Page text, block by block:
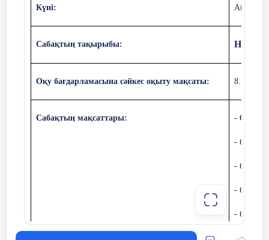
Күні:
Сабақтың тақырыбы:
Оқу бағдарламасына сәйкес оқыту мақсаты: 8.
Сабақтың мақсаттары: - Синус,
-
-
-
-